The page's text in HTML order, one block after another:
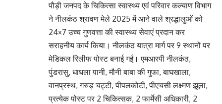
पौड़ी जनपद के चिकित्सा स्वास्थ्य एवं परिवार कल्याण विभाग
ने नीलकंठ श्रावण मेले 2025 में आने वाले श्रद्धालुओं को
24×7 उच्च गुणवत्ता की स्वास्थ्य सेवाएं प्रदान कर
सराहनीय कार्य किया। नीलकंठ यात्रा मार्ग पर 9 स्थानों पर
मेडिकल रिलीफ पोस्ट बनाई गईं। एमआरपी नीलकंठ,
पुंडरासु, धाधला पानी, मौनी बाबा की गुफा, बाघखाला,
वानप्रस्थ, गरुड़ चट्टी, पीपलकोटी, पीएचसी लक्ष्मण झूला,
प्रत्येक पोस्ट पर 2 चिकित्सक, 2 फार्मेसी अधिकारी, 2